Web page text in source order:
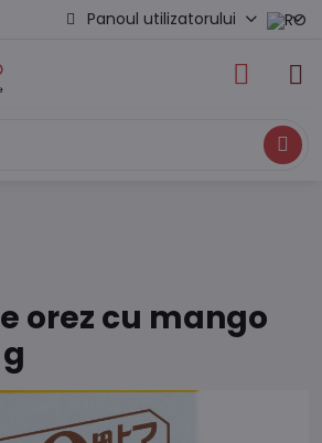
Panoul utilizatorului
Caută
orez cu mango